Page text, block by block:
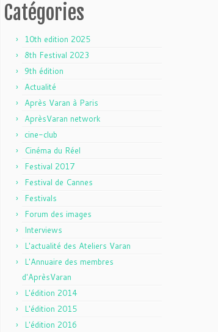
Catégories
10th edition 2025
8th Festival 2023
9th édition
Actualité
Après Varan à Paris
AprèsVaran network
cine-club
Cinéma du Réel
Festival 2017
Festival de Cannes
Festivals
Forum des images
Interviews
L'actualité des Ateliers Varan
L'Annuaire des membres
d'AprèsVaran
L'édition 2014
L'édition 2015
L'édition 2016